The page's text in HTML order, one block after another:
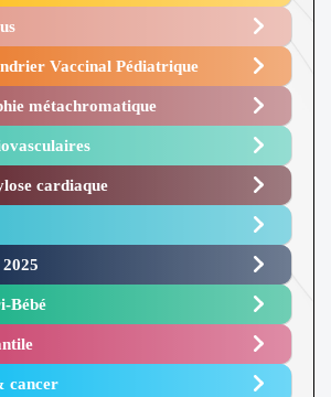
Vaccinal Pédiatrique
métachromatique
cardiaque
Bébé
cancer